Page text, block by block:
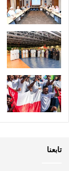
تابعنا